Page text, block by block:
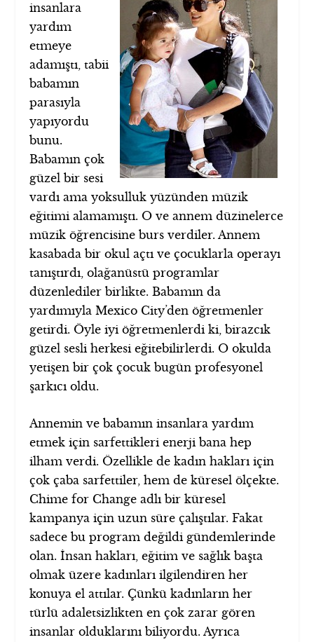
insanlara
yardım
etmeye
adamıştı, tabii
babamın
parasıyla
yapıyordu
bunu.
Babamın çok
güzel bir sesi
vardı ama yoksulluk yüzünden müzik
eğitimi alamamıştı. O ve annem düzinelerce
müzik öğrencisine burs verdiler. Annem
kasabada bir okul açtı ve çocuklarla operayı
tanıştırdı, olağanüstü programlar
düzenlediler birlikte. Babamın da
yardımıyla Mexico City’den öğretmenler
getirdi. Öyle iyi öğretmenlerdi ki, birazcık
güzel sesli herkesi eğitebilirlerdi. O okulda
yetişen bir çok çocuk bugün profesyonel
şarkıcı oldu.
Annemin ve babamın insanlara yardım
etmek için sarfettikleri enerji bana hep
ilham verdi. Özellikle de kadın hakları için
çok çaba sarfettiler, hem de küresel ölçekte.
Chime for Change adlı bir küresel
kampanya için uzun süre çalıştılar. Fakat
sadece bu program değildi gündemlerinde
olan. İnsan hakları, eğitim ve sağlık başta
olmak üzere kadınları ilgilendiren her
konuya el attılar. Çünkü kadınların her
türlü adaletsizlikten en çok zarar gören
insanlar olduklarını biliyordu. Ayrıca